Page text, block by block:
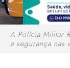
A Polícia Militar
a segurança nas